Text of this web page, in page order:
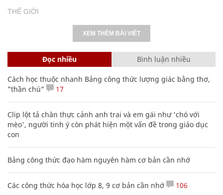
THẾ GIỚI
XEM THÊM BÀI VIẾT
Đọc nhiều Bình luận nhiều
Cách học thuộc nhanh Bảng công thức lượng giác bằng thơ,
"thần chú"
17
Clip lột tả chân thực cảnh anh trai và em gái như 'chó với
mèo', người tinh ý còn phát hiện một vấn đề trong giáo dục
con
Bảng công thức đạo hàm nguyên hàm cơ bản cần nhớ
Các công thức hóa học lớp 8, 9 cơ bản cần nhớ 106